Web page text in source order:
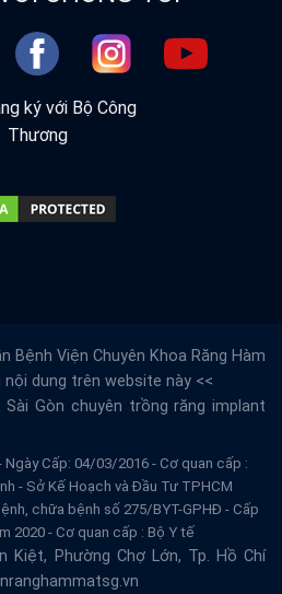
Bệnh Viện Chuyên Khoa Răng Hàm
nội dung trên website này <<
Sài Gòn chuyên trồng răng implant
Ngày Cấp: 04/03/2016 - Cơ quan cấp :
- Sở Kế Hoạch và Đầu Tư TPHCM
chữa bệnh số 275/BYT-GPHĐ - Cấp
2020 - Cơ quan cấp : Bộ Y tế
Kiệt, Phường Chợ Lớn, Tp. Hồ Chí